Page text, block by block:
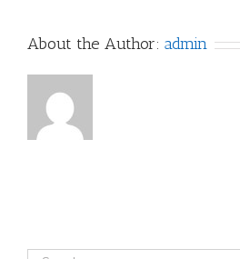
About the Author: admin